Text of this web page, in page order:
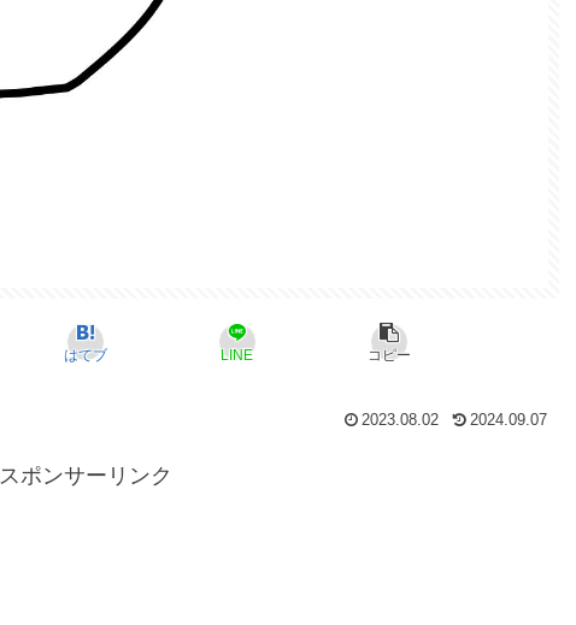
はてブ LINE コピー
2023.08.02 2024.09.07
スポンサーリンク